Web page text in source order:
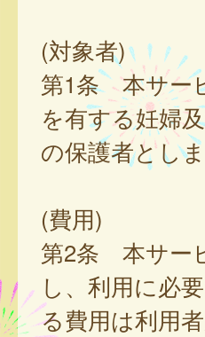
(対象者)
第1条 本サー
を有する妊婦
の保護者としま
(費用)
第2条 本サー
し、利用に必
る費用は利用